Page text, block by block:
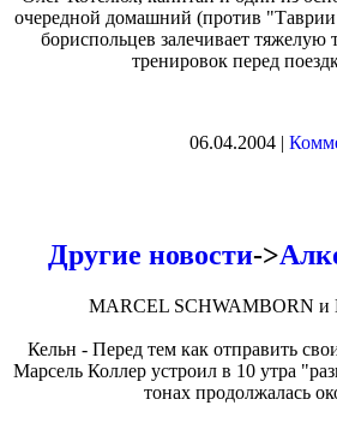
очередной домашний (против
бориспольцев залечивает
тренировок перед
06.04.2004 |
Другие новости->
MARCEL SCHWAMBORN и
Кельн - Перед тем как отправить
Марсель Коллер устроил в 10 утра
тонах продолжалась